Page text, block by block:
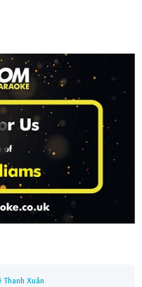
Thanh Xuân